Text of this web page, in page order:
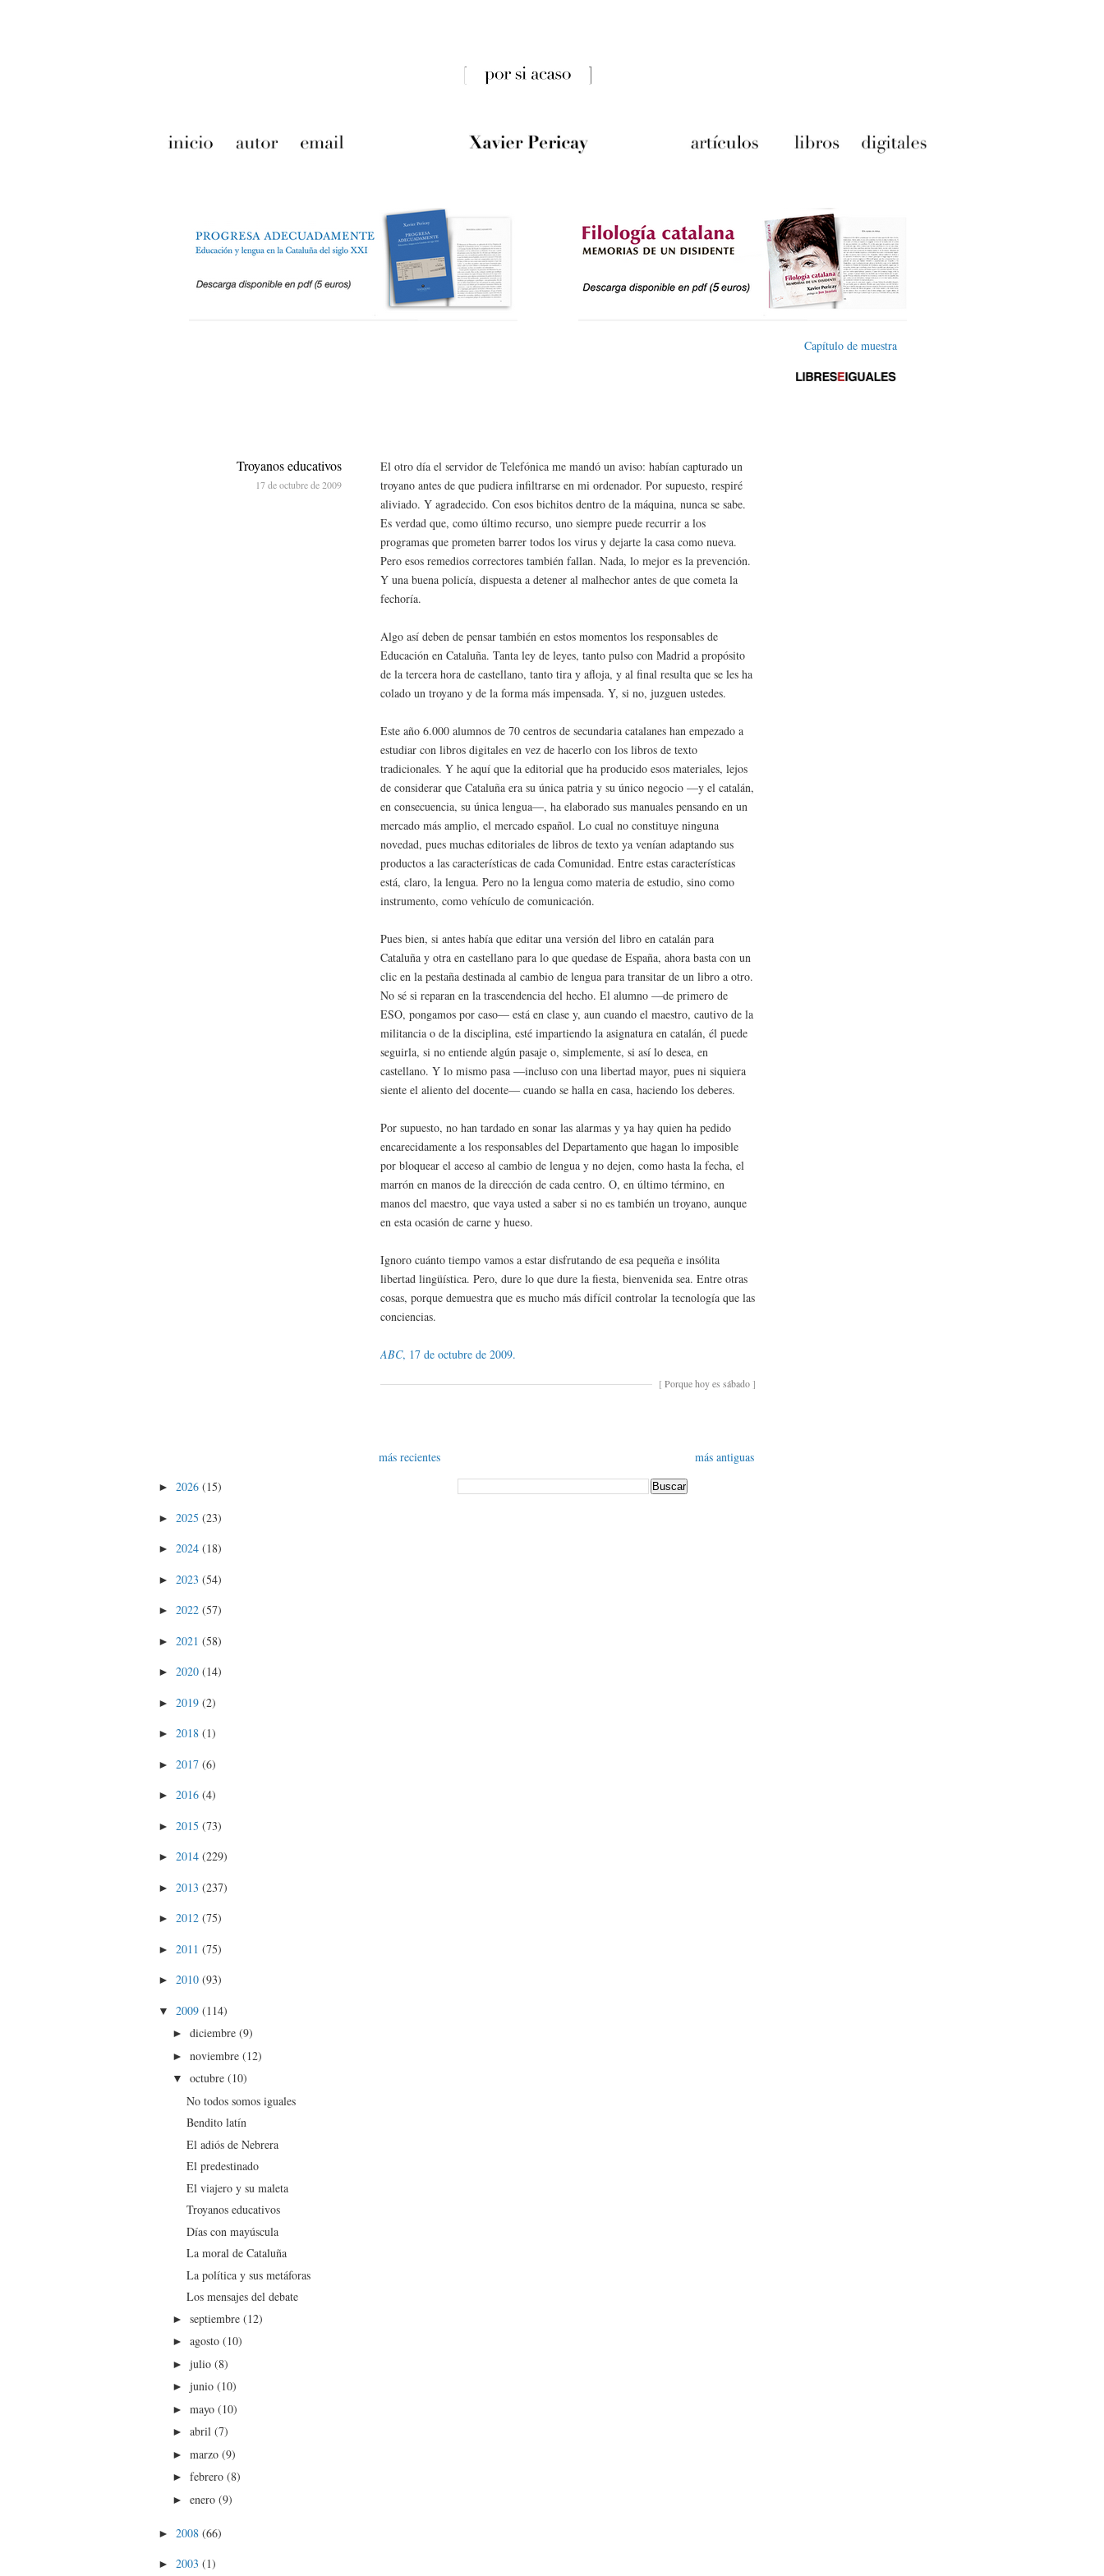
Capítulo de muestra
El otro día el servidor de Telefónica me mandó un aviso: habían capturado un
troyano antes de que pudiera infiltrarse en mi ordenador. Por supuesto, respiré
aliviado. Y agradecido. Con esos bichitos dentro de la máquina, nunca se sabe.
Es verdad que, como último recurso, uno siempre puede recurrir a los
programas que prometen barrer todos los virus y dejarte la casa como nueva.
Pero esos remedios correctores también fallan. Nada, lo mejor es la prevención.
Y una buena policía, dispuesta a detener al malhechor antes de que cometa la
fechoría.
Algo así deben de pensar también en estos momentos los responsables de
Educación en Cataluña. Tanta ley de leyes, tanto pulso con Madrid a propósito
de la tercera hora de castellano, tanto tira y afloja, y al final resulta que se les ha
colado un troyano y de la forma más impensada. Y, si no, juzguen ustedes.
Este año 6.000 alumnos de 70 centros de secundaria catalanes han empezado a
estudiar con libros digitales en vez de hacerlo con los libros de texto
tradicionales. Y he aquí que la editorial que ha producido esos materiales, lejos
de considerar que Cataluña era su única patria y su único negocio —y el catalán,
en consecuencia, su única lengua—, ha elaborado sus manuales pensando en un
mercado más amplio, el mercado español. Lo cual no constituye ninguna
novedad, pues muchas editoriales de libros de texto ya venían adaptando sus
productos a las características de cada Comunidad. Entre estas características
está, claro, la lengua. Pero no la lengua como materia de estudio, sino como
instrumento, como vehículo de comunicación.
Pues bien, si antes había que editar una versión del libro en catalán para
Cataluña y otra en castellano para lo que quedase de España, ahora basta con un
clic en la pestaña destinada al cambio de lengua para transitar de un libro a otro.
No sé si reparan en la trascendencia del hecho. El alumno —de primero de
ESO, pongamos por caso— está en clase y, aun cuando el maestro, cautivo de la
militancia o de la disciplina, esté impartiendo la asignatura en catalán, él puede
seguirla, si no entiende algún pasaje o, simplemente, si así lo desea, en
castellano. Y lo mismo pasa —incluso con una libertad mayor, pues ni siquiera
siente el aliento del docente— cuando se halla en casa, haciendo los deberes.
Por supuesto, no han tardado en sonar las alarmas y ya hay quien ha pedido
encarecidamente a los responsables del Departamento que hagan lo imposible
por bloquear el acceso al cambio de lengua y no dejen, como hasta la fecha, el
marrón en manos de la dirección de cada centro. O, en último término, en
manos del maestro, que vaya usted a saber si no es también un troyano, aunque
en esta ocasión de carne y hueso.
Ignoro cuánto tiempo vamos a estar disfrutando de esa pequeña e insólita
libertad lingüística. Pero, dure lo que dure la fiesta, bienvenida sea. Entre otras
cosas, porque demuestra que es mucho más difícil controlar la tecnología que las
conciencias.
ABC, 17 de octubre de 2009.
[Porque hoy es sábado ]
Troyanos educativos
17 de octubre de 2009
más recientes más antiguas
►2026(15)
►2025(23)
►2024(18)
►2023(54)
►2022(57)
►2021(58)
►2020(14)
►2019(2)
►2018(1)
►2017(6)
►2016(4)
►2015(73)
►2014(229)
►2013(237)
►2012(75)
►2011(75)
►2010(93)
▼2009(114)
►diciembre(9)
►noviembre(12)
▼octubre(10)
No todos somos iguales
Bendito latín
El adiós de Nebrera
El predestinado
El viajero y su maleta
Troyanos educativos
Días con mayúscula
La moral de Cataluña
La política y sus metáforas
Los mensajes del debate
►septiembre(12)
►agosto(10)
►julio(8)
►junio(10)
►mayo(10)
►abril(7)
►marzo(9)
►febrero(8)
►enero(9)
►2008(66)
►2003(1)